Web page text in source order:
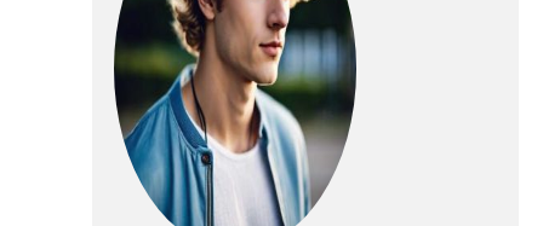
Vaporisateur
【Idéal pour une
grande pièce】
Diffuseur
d'aromathérapie de
grande capacité de
280 ml, diffuseurs
parfaits pour les
huiles essentielles. La
fonction d'arrêt